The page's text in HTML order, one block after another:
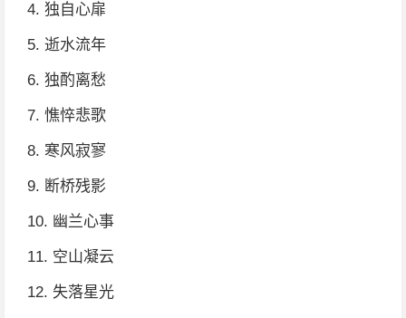
4. 独自心扉
5. 逝水流年
6. 独酌离愁
7. 憔悴悲歌
8. 寒风寂寥
9. 断桥残影
10. 幽兰心事
11. 空山凝云
12. 失落星光